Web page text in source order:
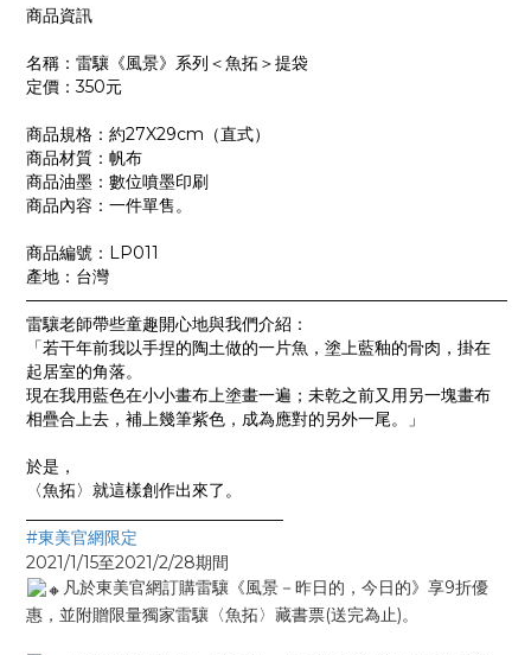
商品資訊
名稱：雷驤《風景》系列＜魚拓＞提袋
定價：350元
商品規格：約27X29cm（直式）
商品材質：帆布
商品油墨：數位噴墨印刷
商品內容：一件單售。
商品編號：LP011
產地：台灣
—————————————————————————————
雷驤老師帶些童趣開心地與我們介紹：
「若干年前我以手捏的陶土做的一片魚，塗上藍釉的骨肉，掛在
起居室的角落。
現在我用藍色在小小畫布上塗畫一遍；未乾之前又用另一塊畫布
相疊合上去，補上幾筆紫色，成為應對的另外一尾。」
於是，
〈魚拓〉就這樣創作出來了。
#東美官網限定
2021/1/15至2021/2/28期間​
凡於東美官網訂購雷驤《風景－昨日的，今日的》享9折優
惠，並附贈限量獨家雷驤〈魚拓〉藏書票(送完為止)。​